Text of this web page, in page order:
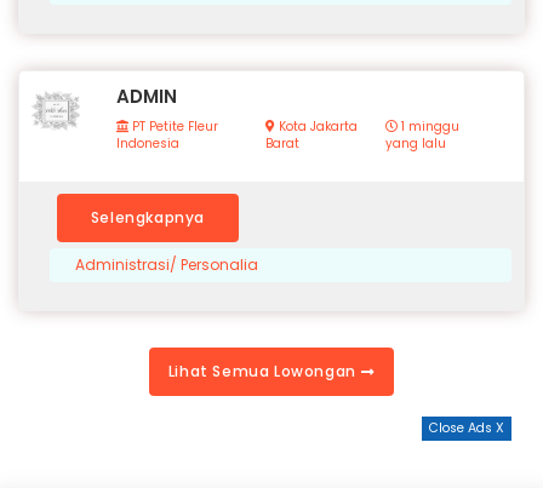
ADMIN
PT Petite Fleur
Indonesia
Kota Jakarta
Barat
1 minggu
yang lalu
Selengkapnya
Administrasi/ Personalia
Lihat Semua Lowongan
Close Ads X